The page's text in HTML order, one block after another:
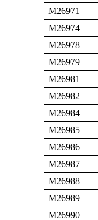
M26971
M26974
M26978
M26979
M26981
M26982
M26984
M26985
M26986
M26987
M26988
M26989
M26990